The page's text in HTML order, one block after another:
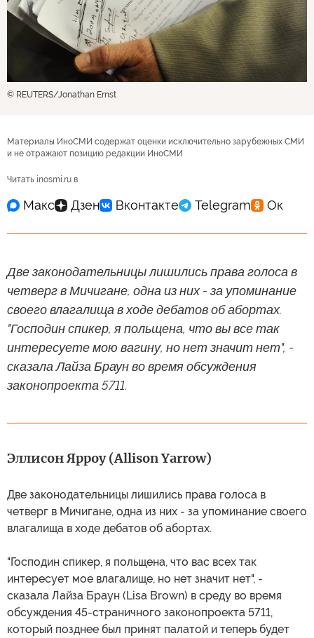
© REUTERS/Jonathan Ernst
Материалы ИноСМИ содержат оценки исключительно зарубежных СМИ
и не отражают позицию редакции ИноСМИ
Читать inosmi.ru в
Две законодательницы лишились права голоса в
четверг в Мичигане, одна из них - за упоминание
своего влагалища в ходе дебатов об абортах.
"Господин спикер, я польщена, что вы все так
интересуете мою вагину, но нет значит нет", -
сказала Лайза Браун во время обсуждения
законопроекта 5711.
Эллисон Ярроу (Allison Yarrow)
Две законодательницы лишились права голоса в
четверг в Мичигане, одна из них - за упоминание своего
влагалища в ходе дебатов об абортах.
"Господин спикер, я польщена, что вас всех так
интересует мое влагалище, но нет значит нет", -
сказала Лайза Браун (Lisa Brown) в среду во время
обсуждения 45-страничного законопроекта 5711,
который позднее был принят палатой и теперь будет